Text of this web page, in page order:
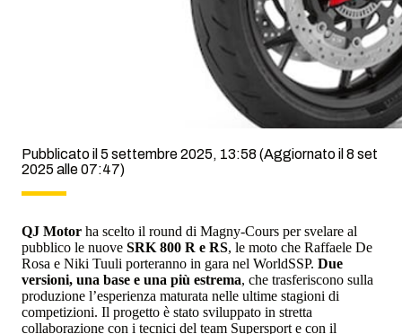
Pubblicato il 5 settembre 2025, 13:58(Aggiornato il 8 set
2025 alle 07:47)
QJ Motor ha scelto il round di Magny-Cours per svelare al
pubblico le nuove SRK 800 R e RS, le moto che Raffaele De
Rosa e Niki Tuuli porteranno in gara nel WorldSSP. Due
versioni, una base e una più estrema, che trasferiscono sulla
produzione l’esperienza maturata nelle ultime stagioni di
competizioni. Il progetto è stato sviluppato in stretta
collaborazione con i tecnici del team Supersport e con il